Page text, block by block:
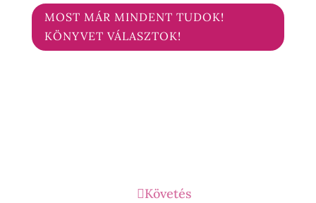
MOST MÁR MINDENT TUDOK!
KÖNYVET VÁLASZTOK!
Követés